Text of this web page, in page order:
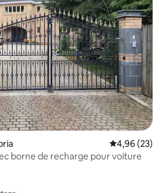
Évaluation
4,96 (23)
borne de recharge pour voiture